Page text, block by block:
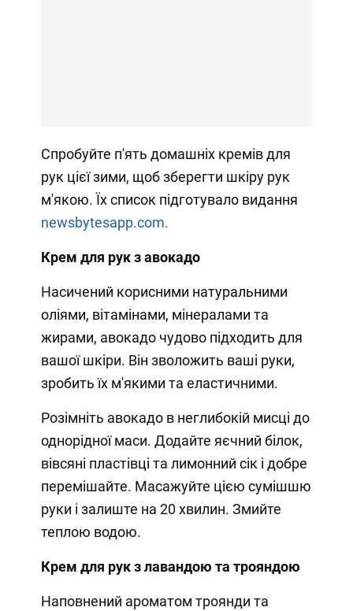
Спробуйте п'ять домашніх кремів для
рук цієї зими, щоб зберегти шкіру рук
м'якою. Їх список підготувало видання
newsbytesapp.com.
Крем для рук з авокадо
Насичений корисними натуральними
оліями, вітамінами, мінералами та
жирами, авокадо чудово підходить для
вашої шкіри. Він зволожить ваші руки,
зробить їх м'якими та еластичними.
Розімніть авокадо в неглибокій мисці до
однорідної маси. Додайте яєчний білок,
вівсяні пластівці та лимонний сік і добре
перемішайте. Масажуйте цією сумішшю
руки і залиште на 20 хвилин. Змийте
теплою водою.
Крем для рук з лавандою та трояндою
Наповнений ароматом троянди та